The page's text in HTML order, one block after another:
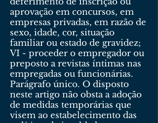
aprovação em concursos, em
empresas privadas, em razão de
sexo, idade, cor, situação
familiar ou estado de gravidez;
VI - proceder o empregador ou
preposto a revistas íntimas nas
empregadas ou funcionárias.
Parágrafo único. O disposto
neste artigo não obsta a adoção
de medidas temporárias que
visem ao estabelecimento das